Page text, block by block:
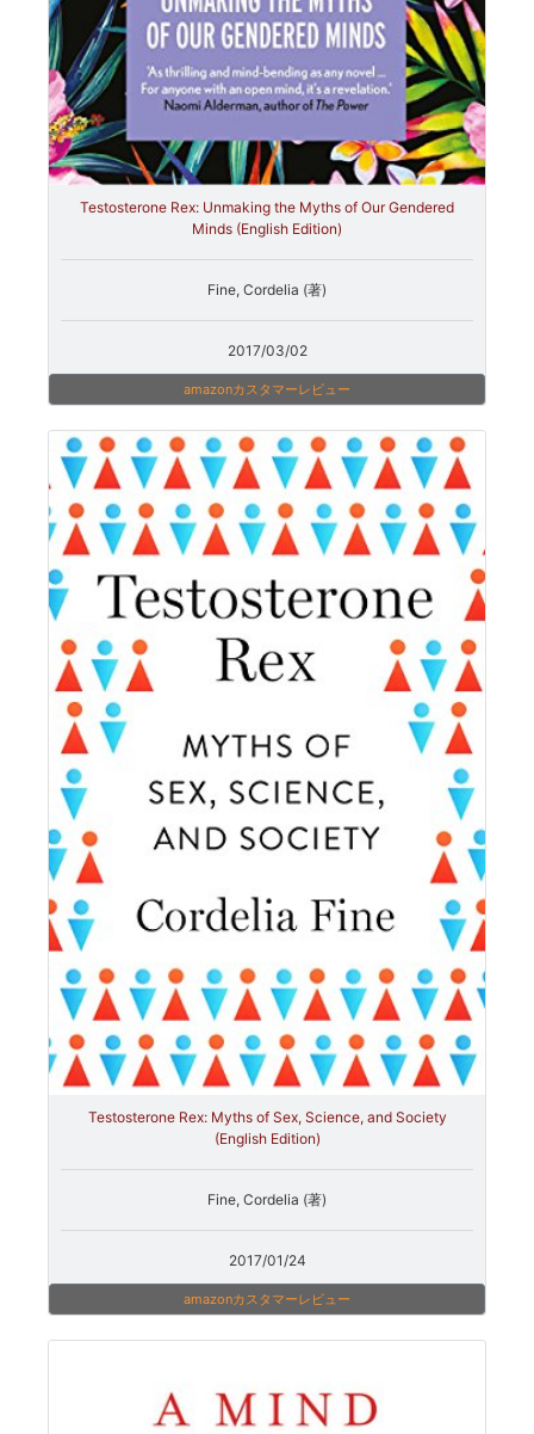
Testosterone Rex: Unmaking the Myths of Our Gendered
Minds (English Edition)
Fine, Cordelia (著)
2017/03/02
amazonカスタマーレビュー
Testosterone Rex: Myths of Sex, Science, and Society
(English Edition)
Fine, Cordelia (著)
2017/01/24
amazonカスタマーレビュー